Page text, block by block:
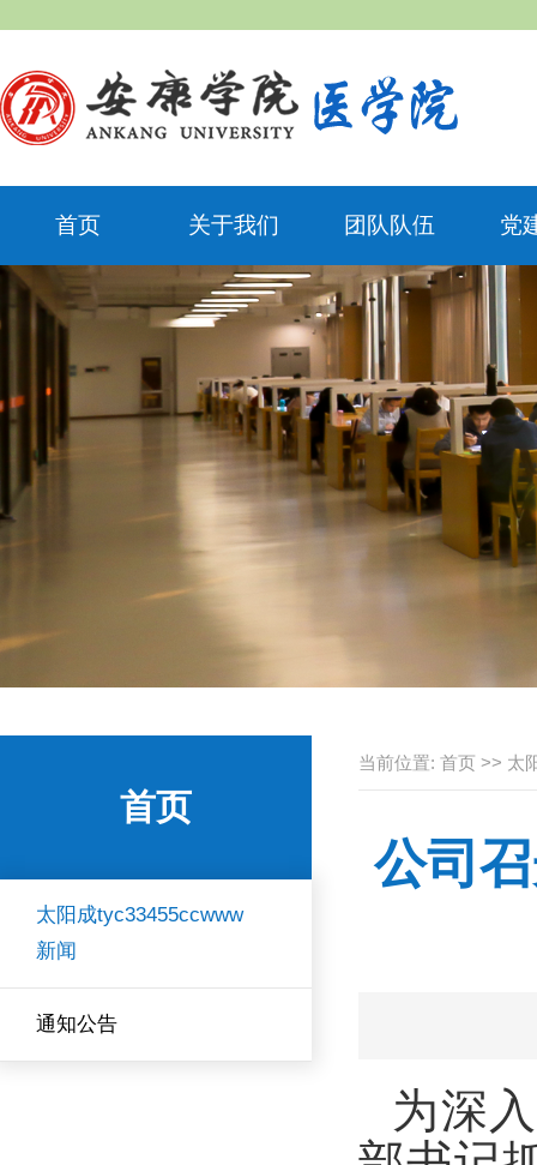
首页 关于我们 团队队伍 党
首页
太阳成tyc33455ccwww
新闻
通知公告
当前位置: 首页 >> 太
公司
为深